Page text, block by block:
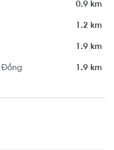
0.9 km
1.2 km
1.9 km
Đồng 1.9 km